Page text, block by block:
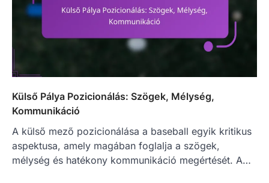
Külső Pálya Pozicionálás: Szögek, Mélység,
Kommunikáció
A külső mező pozicionálása a baseball egyik kritikus
aspektusa, amely magában foglalja a szögek,
mélység és hatékony kommunikáció megértését. A…